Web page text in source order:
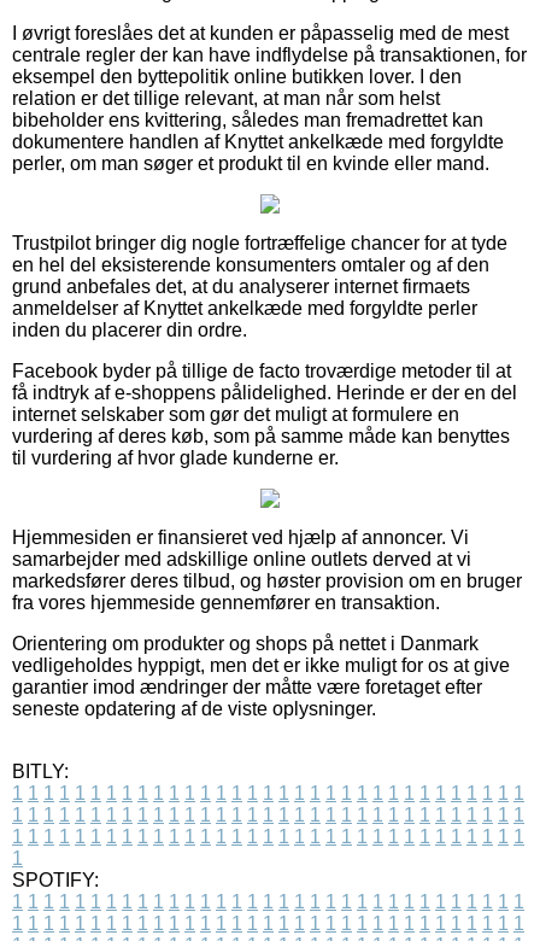
I øvrigt foreslåes det at kunden er påpasselig med de mest
centrale regler der kan have indflydelse på transaktionen, for
eksempel den byttepolitik online butikken lover. I den
relation er det tillige relevant, at man når som helst
bibeholder ens kvittering, således man fremadrettet kan
dokumentere handlen af Knyttet ankelkæde med forgyldte
perler, om man søger et produkt til en kvinde eller mand.
Trustpilot bringer dig nogle fortræffelige chancer for at tyde
en hel del eksisterende konsumenters omtaler og af den
grund anbefales det, at du analyserer internet firmaets
anmeldelser af Knyttet ankelkæde med forgyldte perler
inden du placerer din ordre.
Facebook byder på tillige de facto troværdige metoder til at
få indtryk af e-shoppens pålidelighed. Herinde er der en del
internet selskaber som gør det muligt at formulere en
vurdering af deres køb, som på samme måde kan benyttes
til vurdering af hvor glade kunderne er.
Hjemmesiden er finansieret ved hjælp af annoncer. Vi
samarbejder med adskillige online outlets derved at vi
markedsfører deres tilbud, og høster provision om en bruger
fra vores hjemmeside gennemfører en transaktion.
Orientering om produkter og shops på nettet i Danmark
vedligeholdes hyppigt, men det er ikke muligt for os at give
garantier imod ændringer der måtte være foretaget efter
seneste opdatering af de viste oplysninger.
BITLY:
1 1 1 1 1 1 1 1 1 1 1 1 1 1 1 1 1 1 1 1 1 1 1 1 1 1 1 1 1 1 1 1 1
1 1 1 1 1 1 1 1 1 1 1 1 1 1 1 1 1 1 1 1 1 1 1 1 1 1 1 1 1 1 1 1 1
1 1 1 1 1 1 1 1 1 1 1 1 1 1 1 1 1 1 1 1 1 1 1 1 1 1 1 1 1 1 1 1 1
1
SPOTIFY:
1 1 1 1 1 1 1 1 1 1 1 1 1 1 1 1 1 1 1 1 1 1 1 1 1 1 1 1 1 1 1 1 1
1 1 1 1 1 1 1 1 1 1 1 1 1 1 1 1 1 1 1 1 1 1 1 1 1 1 1 1 1 1 1 1 1